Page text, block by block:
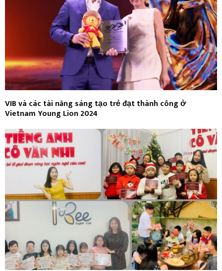
VIB và các tài năng sáng tạo trẻ đạt thành công ở
Vietnam Young Lion 2024